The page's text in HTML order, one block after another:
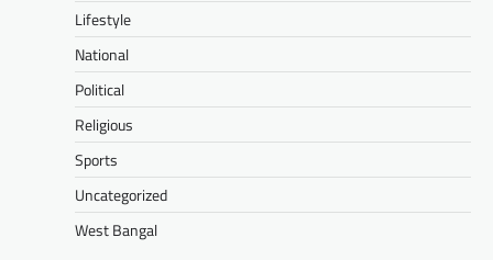
Lifestyle
National
Political
Religious
Sports
Uncategorized
West Bangal